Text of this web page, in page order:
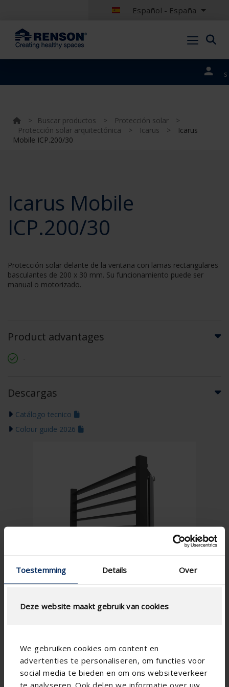
Toestemming Details Over
Deze website maakt gebruik van cookies
We gebruiken cookies om content en
advertenties te personaliseren, om functies voor
social media te bieden en om ons websiteverkeer
te analyseren. Ook delen we informatie over uw
Español - España
portales
> Buscar productos > Protección solar
>
Protección solar arquitectónica
> Icarus >
Icarus
Mobile ICP.200/30
Icarus Mobile
ICP.200/30
Protección solar delante de la ventana con lamas rectangulares
basculantes de 200 x 30 mm. Su funcionamiento puede ser
manual o motorizado.
Product advantages
-
Descargas
Catálogo tecnico
Colour guide 2026